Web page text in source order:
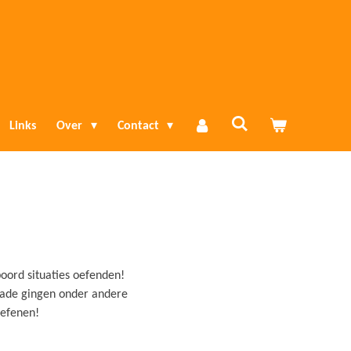
Links Over Contact
situaties oefenden!
gingen onder andere